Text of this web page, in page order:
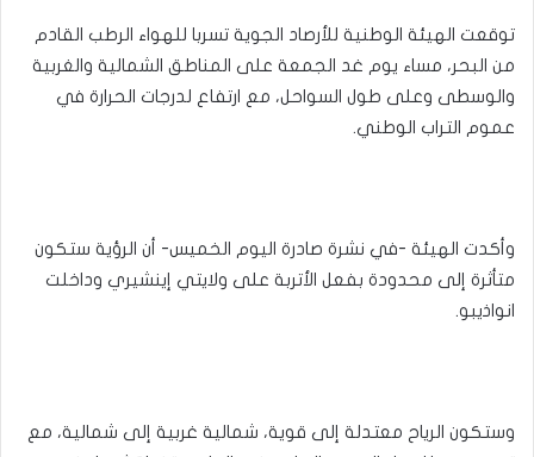
توقعت الهيئة الوطنية للأرصاد الجوية تسربا للهواء الرطب القادم
من البحر، مساء يوم غد الجمعة على المناطق الشمالية والغربية
والوسطى وعلى طول السواحل، مع ارتفاع لدرجات الحرارة في
عموم التراب الوطني.
وأكدت الهيئة -في نشرة صادرة اليوم الخميس- أن الرؤية ستكون
متأثرة إلى محدودة بفعل الأتربة على ولايتي إينشيري وداخلت
انواذيبو.
وستكون الرياح معتدلة إلى قوية، شمالية غربية إلى شمالية، مع